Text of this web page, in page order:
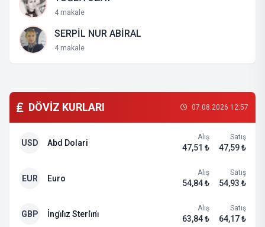
4 makale
SERPİL NUR ABİRAL
4 makale
DÖVİZ KURLARI 07.08.2026 12:57
USD Abd Dolari
Alış
47,51 ₺
Satış
47,59 ₺
EUR Euro
Alış
54,84 ₺
Satış
54,93 ₺
GBP İngi̇li̇z Sterli̇ni̇
Alış
63,84 ₺
Satış
64,17 ₺